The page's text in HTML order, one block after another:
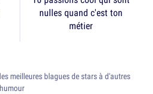
nulles quand c'est ton
métier
meilleures blagues de stars à d'autres